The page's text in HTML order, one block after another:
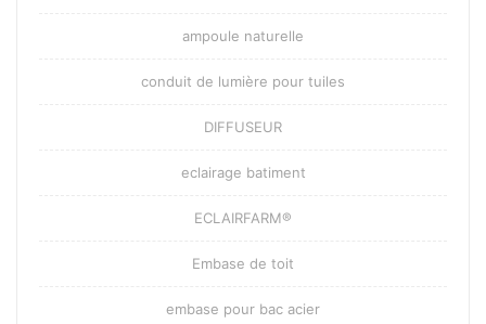
ampoule naturelle
conduit de lumière pour tuiles
DIFFUSEUR
eclairage batiment
ECLAIRFARM®
Embase de toit
embase pour bac acier